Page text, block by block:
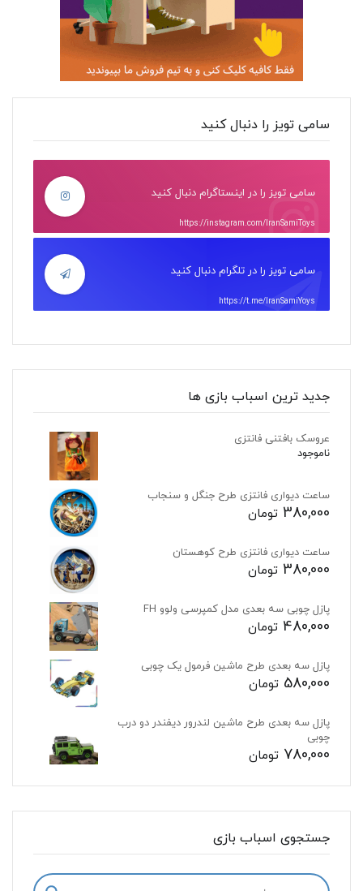
سامی تویز را دنبال کنید
سامی تویز را در اینستاگرام دنبال کنید
https://instagram.com/IranSamiToys
سامی تویز را در تلگرام دنبال کنید
https://t.me/IranSamiYoys
جدید ترین اسباب بازی ها
عروسک بافتنی فانتزی
ناموجود
ساعت دیواری فانتزی طرح جنگل و سنجاب
380,000 تومان
ساعت دیواری فانتزی طرح کوهستان
380,000 تومان
پازل چوبی سه بعدی مدل کمپرسی ولوو FH
480,000 تومان
پازل سه بعدی طرح ماشین فرمول یک چوبی
580,000 تومان
پازل سه بعدی طرح ماشین لندرور دیفندر دو درب
چوبی
780,000 تومان
جستجوی اسباب بازی